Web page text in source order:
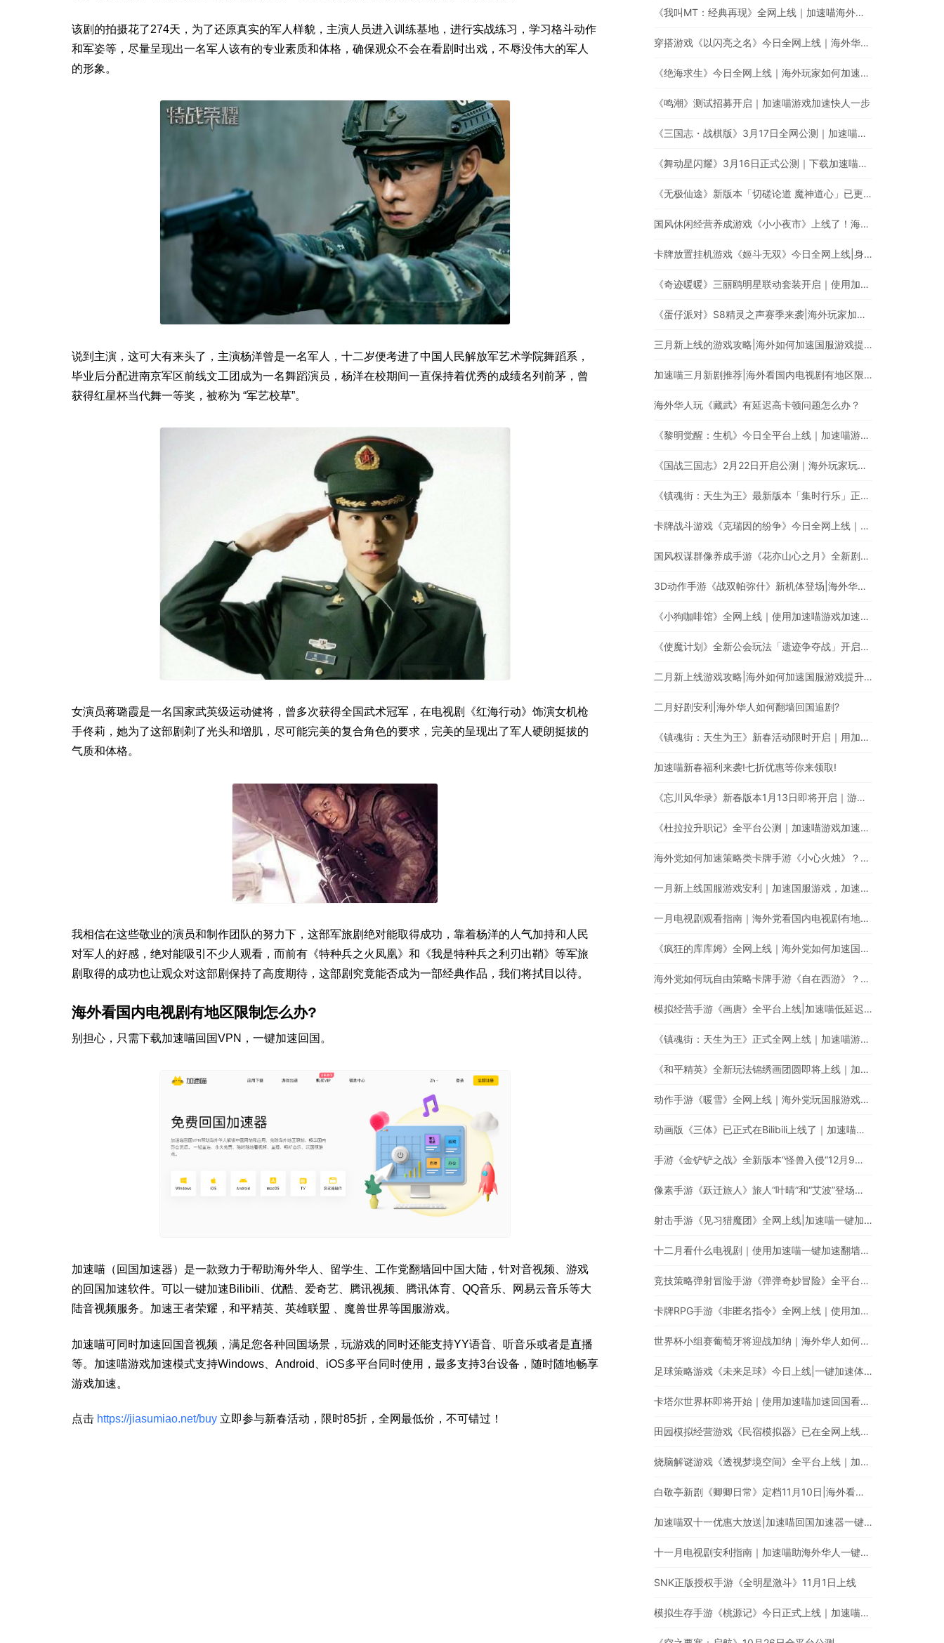
该剧的拍摄花了274天，为了还原真实的军人样貌，主演人员进入训练基地，进行实战练习，学习格斗动作
和军姿等，尽量呈现出一名军人该有的专业素质和体格，确保观众不会在看剧时出戏，不辱没伟大的军人
的形象。
说到主演，这可大有来头了，主演杨洋曾是一名军人，十二岁便考进了中国人民解放军艺术学院舞蹈系，
毕业后分配进南京军区前线文工团成为一名舞蹈演员，杨洋在校期间一直保持着优秀的成绩名列前茅，曾
获得红星杯当代舞一等奖，被称为 “军艺校草”。
女演员蒋璐霞是一名国家武英级运动健将，曾多次获得全国武术冠军，在电视剧《红海行动》饰演女机枪
手佟莉，她为了这部剧剃了光头和增肌，尽可能完美的复合角色的要求，完美的呈现出了军人硬朗挺拔的
气质和体格。
我相信在这些敬业的演员和制作团队的努力下，这部军旅剧绝对能取得成功，靠着杨洋的人气加持和人民
对军人的好感，绝对能吸引不少人观看，而前有《特种兵之火凤凰》和《我是特种兵之利刃出鞘》等军旅
剧取得的成功也让观众对这部剧保持了高度期待，这部剧究竟能否成为一部经典作品，我们将拭目以待。
海外看国内电视剧有地区限制怎么办?
别担心，只需下载加速喵回国VPN，一键加速回国。
加速喵（回国加速器）是一款致力于帮助海外华人、留学生、工作党翻墙回中国大陆，针对音视频、游戏
的回国加速软件。可以一键加速Bilibili、优酷、爱奇艺、腾讯视频、腾讯体育、QQ音乐、网易云音乐等大
陆音视频服务。加速王者荣耀，和平精英、英雄联盟 、魔兽世界等国服游戏。
加速喵可同时加速回国音视频，满足您各种回国场景，玩游戏的同时还能支持YY语音、听音乐或者是直播
等。加速喵游戏加速模式支持Windows、Android、iOS多平台同时使用，最多支持3台设备，随时随地畅享
游戏加速。
点击 https://jiasumiao.net/buy 立即参与新春活动，限时85折，全网最低价，不可错过！
《我叫MT：经典再现》全网上线｜加速喵海外玩家必备的游戏加速器
穿搭游戏《以闪亮之名》今日全网上线｜海外华人玩《以闪亮之名》有延迟高卡顿问题怎么办？
《绝海求生》今日全网上线｜海外玩家如何加速国服游戏？
《鸣潮》测试招募开启｜加速喵游戏加速快人一步
《三国志・战棋版》3月17日全网公测｜加速喵加速国服游戏全网最快
《舞动星闪耀》3月16日正式公测｜下载加速喵回国VPN，低延迟无卡顿，提升游戏体验
《无极仙途》新版本「切磋论道 魔神道心」已更新|海外玩家玩国服遇上卡顿延迟高的情况怎么办?
国风休闲经营养成游戏《小小夜市》上线了！海外华人玩《小小夜市》有延迟高卡顿问题怎么办？
卡牌放置挂机游戏《姬斗无双》今日全网上线|身在海外如何加速国服游戏?
《奇迹暖暖》三丽鸥明星联动套装开启｜使用加速喵回国加速器一键加速提升游戏体验
《蛋仔派对》S8精灵之声赛季来袭|海外玩家加速回国玩国服游戏
三月新上线的游戏攻略|海外如何加速国服游戏提升游戏体验?
加速喵三月新剧推荐|海外看国内电视剧有地区限制怎么办?
海外华人玩《藏武》有延迟高卡顿问题怎么办？
《黎明觉醒：生机》今日全平台上线｜加速喵游戏加速快人一步
《国战三国志》2月22日开启公测｜海外玩家玩国服游戏延迟高怎么办？
《镇魂街：天生为王》最新版本「集时行乐」正式登场！｜海外玩国服游戏，遭遇延迟卡顿、丢包？
卡牌战斗游戏《克瑞因的纷争》今日全网上线｜海外华人玩国服游戏有延迟高卡顿问题怎么办？
国风权谋群像养成手游《花亦山心之月》全新剧情开启｜加速国服游戏全网最快
3D动作手游《战双帕弥什》新机体登场|海外华人如何玩国服手游?
《小狗咖啡馆》全网上线｜使用加速喵游戏加速器低延迟无卡顿
《使魔计划》全新公会玩法「遗迹争夺战」开启！| 加速喵游戏加速快人一步
二月新上线游戏攻略|海外如何加速国服游戏提升游戏体验?
二月好剧安利|海外华人如何翻墙回国追剧?
《镇魂街：天生为王》新春活动限时开启｜用加速喵一键加速游戏降低海外玩国服延迟。
加速喵新春福利来袭!七折优惠等你来领取!
《忘川风华录》新春版本1月13日即将开启｜游戏加速器一键加速提升游戏体验
《杜拉拉升职记》全平台公测｜加速喵游戏加速快人一步
海外党如何加速策略类卡牌手游《小心火烛》？｜使用加速喵一键智能加速回国
一月新上线国服游戏安利｜加速国服游戏，加速喵全网最快
一月电视剧观看指南｜海外党看国内电视剧有地区限制怎么办？
《疯狂的库库姆》全网上线｜海外党如何加速国服手游？
海外党如何玩自由策略卡牌手游《自在西游》？使用加速喵随时随地畅享游戏加速
模拟经营手游《画唐》全平台上线|加速喵低延迟无卡顿加速游戏全网最快
《镇魂街：天生为王》正式全网上线｜加速喵游戏加速全网最快
《和平精英》全新玩法锦绣画团圆即将上线｜加速喵国服游戏超快加速
动作手游《暖雪》全网上线｜海外党玩国服游戏的必备游戏加速器
动画版《三体》已正式在Bilibili上线了｜加速喵一键加速破解海外地区限制
手游《金铲铲之战》全新版本“怪兽入侵“12月9日正式上线｜回国游戏加速器的最佳选择
像素手游《跃迁旅人》旅人“叶晴”和“艾波”登场｜使用加速喵一键加速国服游戏低延迟无卡顿
射击手游《见习猎魔团》全网上线|加速喵一键加速国服游戏
十二月看什么电视剧｜使用加速喵一键加速翻墙回国看剧
竞技策略弹射冒险手游《弹弹奇妙冒险》全平台上线｜如何使用加速喵玩国服手游
卡牌RPG手游《非匿名指令》全网上线｜使用加速喵提升游戏体验
世界杯小组赛葡萄牙将迎战加纳｜海外华人如何在央视频观看C罗首秀直播？
足球策略游戏《未来足球》今日上线|一键加速体验足球巨星高能瞬间
卡塔尔世界杯即将开始｜使用加速喵加速回国看中文体育直播
田园模拟经营游戏《民宿模拟器》已在全网上线｜使用加速喵一键加速国服手游
烧脑解谜游戏《透视梦境空间》全平台上线｜加速喵一键加速国服游戏
白敬亭新剧《卿卿日常》定档11月10日|海外看爱奇艺电视剧有地区限制怎么办?
加速喵双十一优惠大放送|加速喵回国加速器一键加速翻墙回国
十一月电视剧安利指南｜加速喵助海外华人一键穿梭翻墙回国追剧
SNK正版授权手游《全明星激斗》11月1日上线
模拟生存手游《桃源记》今日正式上线｜加速喵加速国服游戏全网最快